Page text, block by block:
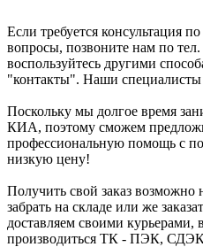
Если требуется консультация
вопросы, позвоните нам по
воспользуйтесь другими
"контакты". Наши специалисты
Поскольку мы долгое время
КИА, поэтому сможем
профессиональную помощь с
низкую цену!
Получить свой заказ возможно
забрать на складе или же
доставляем своими курьерами,
производиться ТК - ПЭК,